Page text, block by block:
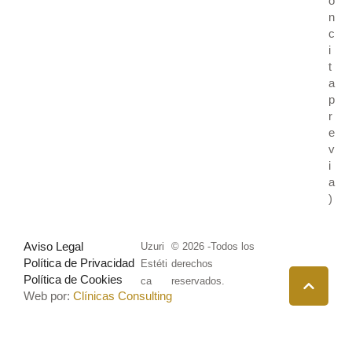
n
c
i
t
a
p
r
e
v
i
a
)
Aviso Legal
Política de Privacidad
Política de Cookies
Uzuri
Estéti
ca
© 2026 -Todos los
derechos
reservados.
Web por: Clínicas Consulting